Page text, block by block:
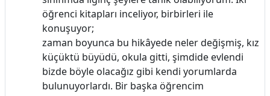
öğrenci kitapları inceliyor, birbirleri ile
konuşuyor;
zaman boyunca bu hikâyede neler değişmiş, kız
küçüktü büyüdü, okula gitti, şimdide evlendi
bizde böyle olacağız gibi kendi yorumlarda
bulunuyorlardı. Bir başka öğrencim